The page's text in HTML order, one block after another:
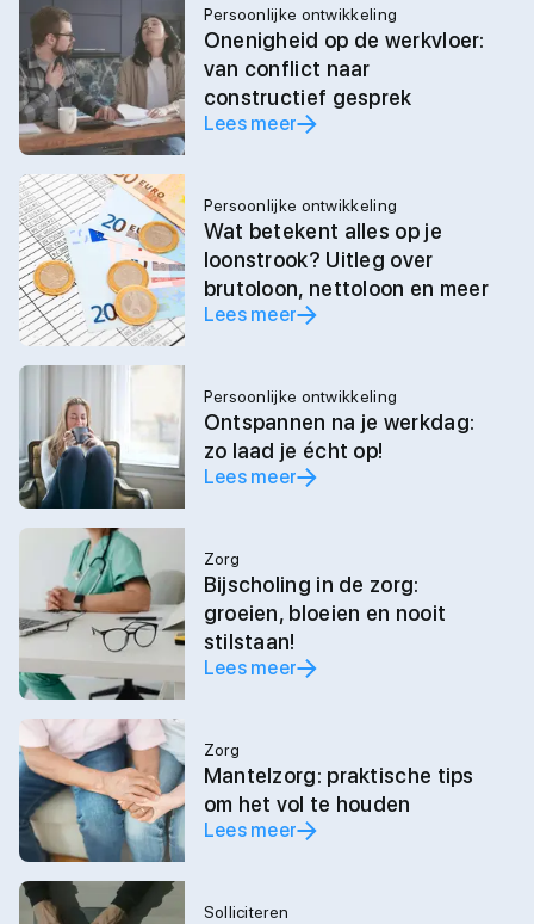
Persoonlijke ontwikkeling
Onenigheid op de werkvloer:
van conflict naar
constructief gesprek
Lees meer
Persoonlijke ontwikkeling
Wat betekent alles op je
loonstrook? Uitleg over
brutoloon, nettoloon en meer
Lees meer
Persoonlijke ontwikkeling
Ontspannen na je werkdag:
zo laad je écht op!
Lees meer
Zorg
Bijscholing in de zorg:
groeien, bloeien en nooit
stilstaan!
Lees meer
Zorg
Mantelzorg: praktische tips
om het vol te houden
Lees meer
Solliciteren